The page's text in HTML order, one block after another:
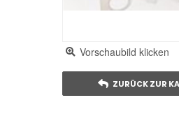
Vorschaubild klicken
ZURÜCK ZUR